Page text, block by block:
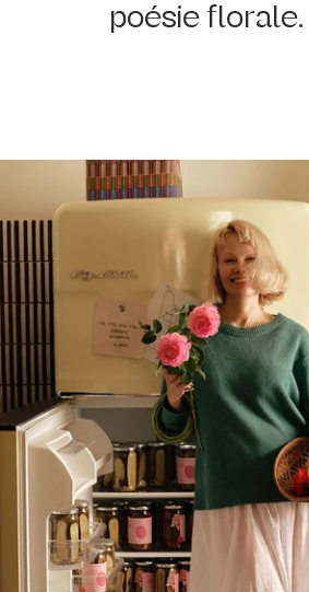
poésie florale.